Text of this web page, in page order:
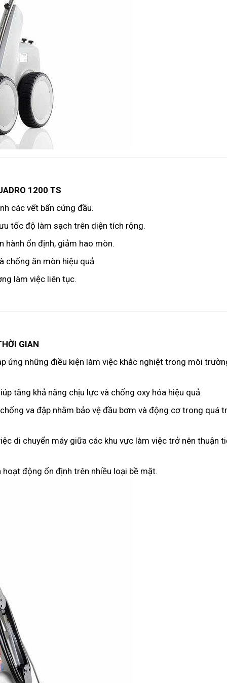
1200 TS
các vết bẩn cứng đầu.
tốc độ làm sạch trên diện tích rộng.
hành ổn định, giảm hao mòn.
chống ăn mòn hiệu quả.
làm việc liên tục.
GIAN
ứng những điều kiện làm việc khắc nghiệt trong môi
tăng khả năng chịu lực và chống oxy hóa hiệu quả.
va đập nhằm bảo vệ đầu bơm và động cơ trong quá
di chuyển máy giữa các khu vực làm việc trở nên thuận
động ổn định trên nhiều loại bề mặt.